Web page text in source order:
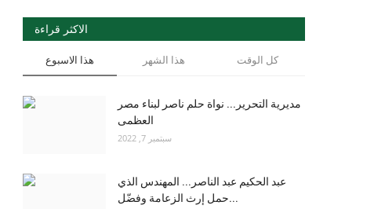
الاكثر قراءة
هذا الاسبوع هذا الشهر كل الوقت
مديرية التحرير... نواة حلم ناصر لبناء مصر
العظمى
سبتمبر 7, 2022
عبد الحكيم عبد الناصر... المهندس الذي
حمل إرث الزعامة وفضّل...